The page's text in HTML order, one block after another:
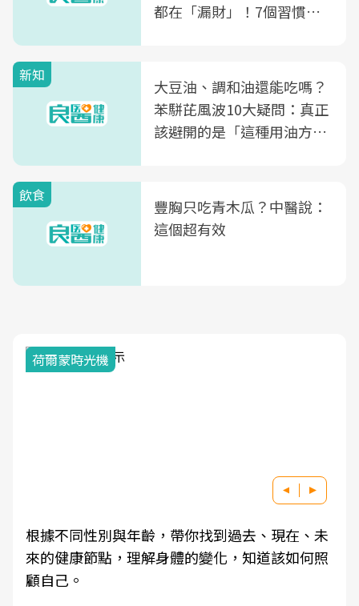
都在「漏財」！7個習慣一
新知
大豆油、調和油還能吃嗎？
苯駢芘風波10大疑問：真正
該避開的是「這種用油方
飲食
豐胸只吃青木瓜？中醫說：
這個超有效
荷爾蒙時光機
根據不同性別與年齡，帶你找到過去、現在、未
來的健康節點，理解身體的變化，知道該如何照
顧自己。